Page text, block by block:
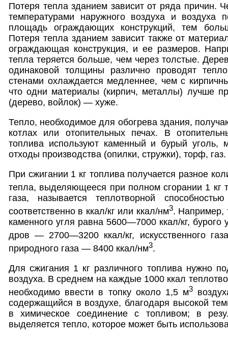
Потеря тепла зданием зависит от ряда причин.
температурами наружного воздуха и
площадь ограждающих конструкций, тем
Потеря тепла зданием зависит также от
ограждающая конструкция, и ее размеров.
тепла теряется больше, чем через толстые.
одинаковой толщины различно проводят
стенами охлаждается медленнее, чем с
что одни материалы (кирпич, металлы) лучше
(дерево, войлок) — хуже.
Тепло, необходимое для обогрева здания,
котлах или отопительных печах. В
топлива используют каменный и бурый уголь,
отходы производства (опилки, стружки), торф, газ.
При сжигании 1 кг топлива получается разное
тепла, выделяющееся при полном сгорании 1 кг
газа, называется теплотворной
соответственно в ккал/кг или ккал/нм3. Например,
каменного угля равна 5600—7000 ккал/кг,
дров — 2700—3200 ккал/кг, искусственного
природного газа — 8400 ккал/нм3.
Для сжигания 1 кг различного топлива нужно
воздуха. В среднем на каждые 1000 ккал
необходимо ввести в топку около 1,5 м3
содержащийся в воздухе, благодаря высокой
в химическое соединение с топливом; в
выделяется тепло, которое может быть